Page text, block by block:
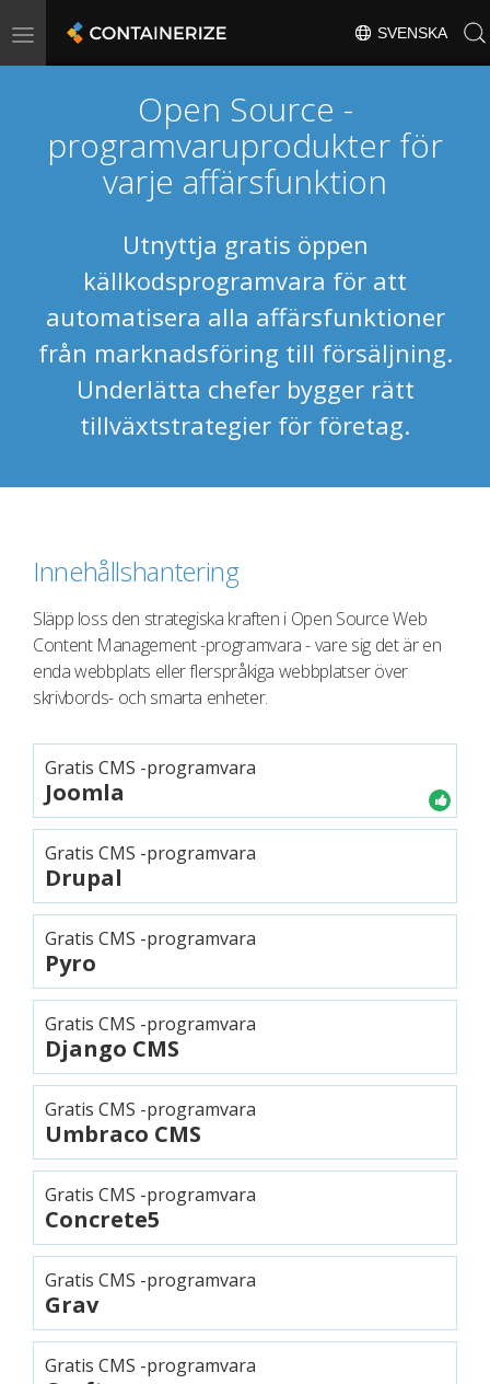
Toggle
SVENSKA
Open Source -
programvaruprodukter för
varje affärsfunktion
Utnyttja gratis öppen
källkodsprogramvara för att
automatisera alla affärsfunktioner
från marknadsföring till försäljning.
Underlätta chefer bygger rätt
tillväxtstrategier för företag.
Innehållshantering
Släpp loss den strategiska kraften i Open Source Web
Content Management -programvara - vare sig det är en
enda webbplats eller flerspråkiga webbplatser över
skrivbords- och smarta enheter.
Gratis CMS -programvara
Joomla
Gratis CMS -programvara
Drupal
Gratis CMS -programvara
Pyro
Gratis CMS -programvara
Django CMS
Gratis CMS -programvara
Umbraco CMS
Gratis CMS -programvara
Concrete5
Gratis CMS -programvara
Grav
Gratis CMS -programvara